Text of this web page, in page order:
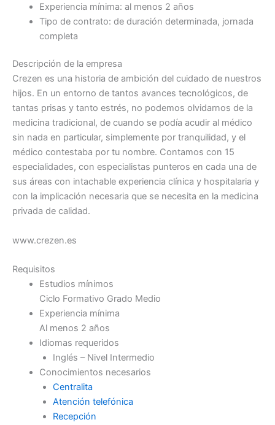
Experiencia mínima: al menos 2 años
Tipo de contrato: de duración determinada, jornada
completa
Descripción de la empresa
Crezen es una historia de ambición del cuidado de nuestros
hijos. En un entorno de tantos avances tecnológicos, de
tantas prisas y tanto estrés, no podemos olvidarnos de la
medicina tradicional, de cuando se podía acudir al médico
sin nada en particular, simplemente por tranquilidad, y el
médico contestaba por tu nombre. Contamos con 15
especialidades, con especialistas punteros en cada una de
sus áreas con intachable experiencia clínica y hospitalaria y
con la implicación necesaria que se necesita en la medicina
privada de calidad.
www.crezen.es
Requisitos
Estudios mínimos
Ciclo Formativo Grado Medio
Experiencia mínima
Al menos 2 años
Idiomas requeridos
Inglés – Nivel Intermedio
Conocimientos necesarios
Centralita
Atención telefónica
Recepción